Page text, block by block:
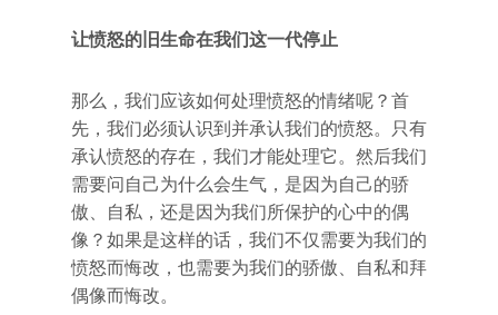
让愤怒的旧生命在我们这一代停止
那么，我们应该如何处理愤怒的情绪呢？首
先，我们必须认识到并承认我们的愤怒。只有
承认愤怒的存在，我们才能处理它。然后我们
需要问自己为什么会生气，是因为自己的骄
傲、自私，还是因为我们所保护的心中的偶
像？如果是这样的话，我们不仅需要为我们的
愤怒而悔改，也需要为我们的骄傲、自私和拜
偶像而悔改。